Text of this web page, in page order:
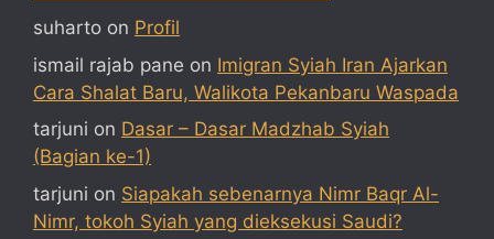
suharto on Profil
ismail rajab pane on Imigran Syiah Iran Ajarkan
Cara Shalat Baru, Walikota Pekanbaru Waspada
tarjuni on Dasar – Dasar Madzhab Syiah
(Bagian ke-1)
tarjuni on Siapakah sebenarnya Nimr Baqr Al-
Nimr, tokoh Syiah yang dieksekusi Saudi?